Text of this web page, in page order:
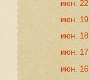
июн. 22
июн. 19
июн. 18
июн. 17
июн. 16